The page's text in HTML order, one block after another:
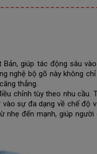
Bản, giúp tác động sâu
nghệ bộ gõ này không
thẳng.
chỉnh tùy theo nhu cầu.
sự đa dạng về chế độ
đến mạnh, giúp người